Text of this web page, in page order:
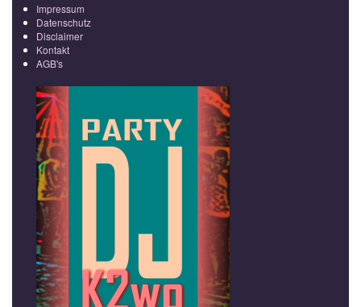
Impressum
Datenschutz
Disclaimer
Kontakt
AGB's